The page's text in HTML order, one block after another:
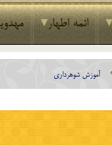
ائمه اطهار
آموزش شوهرداري